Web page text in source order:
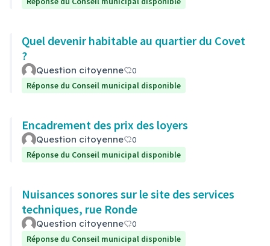
Quel devenir habitable au quartier du Covet
?
Question citoyenne
0
Réponse du Conseil municipal disponible
Encadrement des prix des loyers
Question citoyenne
0
Réponse du Conseil municipal disponible
Nuisances sonores sur le site des services
techniques, rue Ronde
Question citoyenne
0
Réponse du Conseil municipal disponible